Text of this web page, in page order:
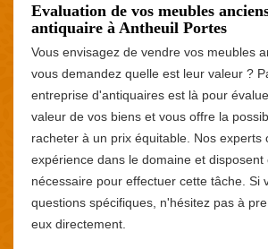
Evaluation de vos meubles
antiquaire à Antheuil Portes
Vous envisagez de vendre vos meubles
vous demandez quelle est leur valeur ?
entreprise d'antiquaires est là pour
valeur de vos biens et vous offre la
racheter à un prix équitable. Nos experts
expérience dans le domaine et
nécessaire pour effectuer cette tâche. Si
questions spécifiques, n'hésitez pas à
eux directement.